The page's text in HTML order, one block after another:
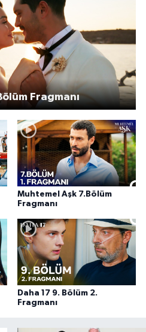
Fragmanı
Muhtemel Aşk 7.Bölüm
Fragmanı
Daha 17 9. Bölüm 2.
Fragmanı